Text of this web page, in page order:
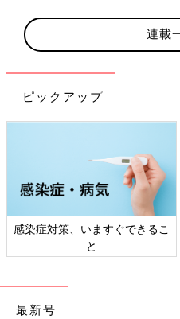
連載
ピックアップ
感染症対策、いますぐできるこ
と
最新号